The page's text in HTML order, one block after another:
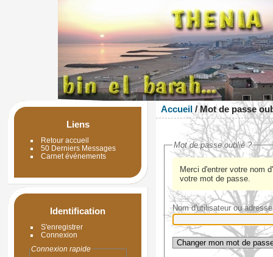
Liens
Retour accueil
50 Derniers Messages
Carnet événements
Identification
S'enregistrer
Connexion
Connexion rapide
Accueil/ Mot de passe
Mot de passe oublié ?
Merci d'entrer votre nom
votre mot de passe.
Nom d'utilisateur ou